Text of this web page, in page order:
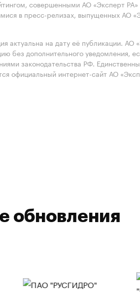
совершенными АО «Эксперт
в пресс-релизах, выпущенных АО
актуальна на дату её публикации. АО
без дополнительного уведомления,
законодательства РФ.
официальный интернет-сайт АО
обновления